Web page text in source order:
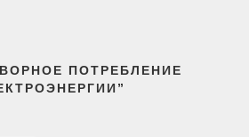
ПОТРЕБЛЕНИЕ